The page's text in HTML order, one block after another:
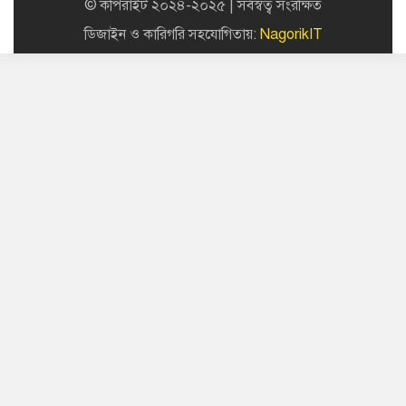
© কপিরাইট ২০২৪-২০২৫ | সর্বস্বত্ব সংরক্ষিত
ডিজাইন ও কারিগরি সহযোগিতায়: NagorikIT